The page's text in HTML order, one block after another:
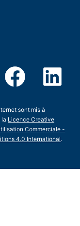
Facebook
sont mis à
la Licence Creative
Commerciale -
4.0 International.